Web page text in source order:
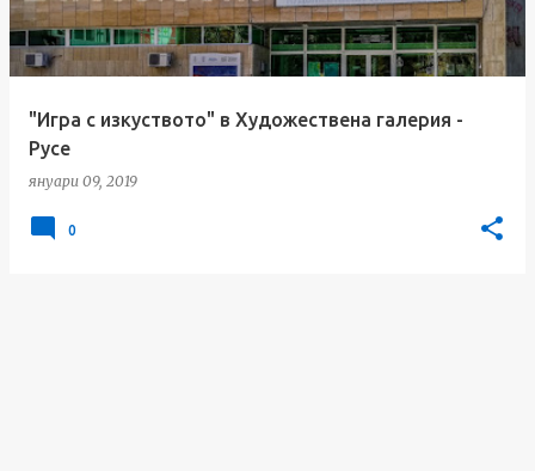
и
"Игра с изкуството" в Художествена галерия -
Русе
януари 09, 2019
0